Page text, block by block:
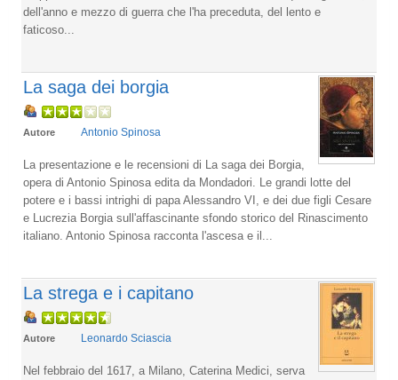
dell'anno e mezzo di guerra che l'ha preceduta, del lento e
faticoso...
La saga dei borgia
Autore Antonio Spinosa
La presentazione e le recensioni di La saga dei Borgia,
opera di Antonio Spinosa edita da Mondadori. Le grandi lotte del
potere e i bassi intrighi di papa Alessandro VI, e dei due figli Cesare
e Lucrezia Borgia sull'affascinante sfondo storico del Rinascimento
italiano. Antonio Spinosa racconta l'ascesa e il...
La strega e i capitano
Autore Leonardo Sciascia
Nel febbraio del 1617, a Milano, Caterina Medici, serva